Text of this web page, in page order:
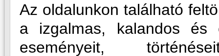
Az oldalunkon található
a izgalmas, kalandos és
eseményeit,